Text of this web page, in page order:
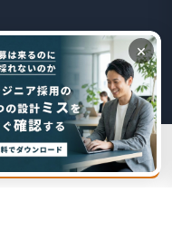
お問い合わせ
×